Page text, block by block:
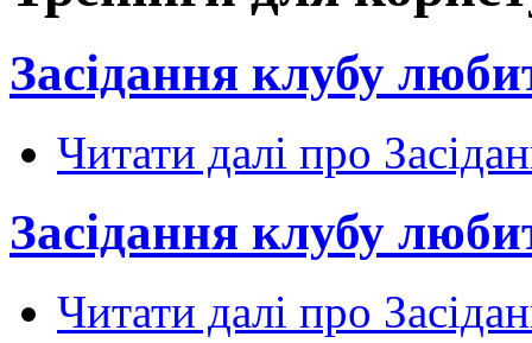
Засідання клубу
Читати далі про
Засідання клубу
Читати далі про